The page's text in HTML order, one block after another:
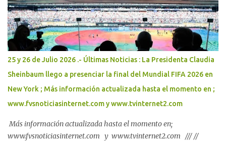
entre el Gobierno del Renacimiento Maya y el Gobierno de México
fortalece la preservación del patrimonio cultural de Yucatán con la
inauguración del Museo de Ichkaantijoo y Centro de Visitantes de
la zona arqueológica de Dzibilchaltún, espacio que acerca la
riqueza de la cultura maya a las nuevas generaciones y amplía la
oferta cultural y turística del estado. Al encabezar la
inauguración, el Gobernador Joaquín Díaz Mena, acompañado de
la secretaria de Cultura del Gobierno de México, Claudia...
25 y 26 de Julio 2026 .- Últimas Noticias : La Presidenta Claudia
Sheinbaum llego a presenciar la final del Mundial FIFA 2026 en
New York ; Más información actualizada hasta el momento en ;
www.fvsnoticiasinternet.com y www.tvinternet2.com
Más información actualizada hasta el momento en;
www.fvsnoticiasinternet.com y www.tvinternet2.com /// //